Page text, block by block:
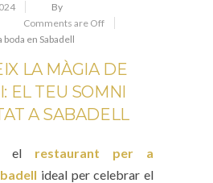
By
Comments are Off
en Sabadell
LA MÀGIA DE
EL TEU SOMNI
A SABADELL
el restaurant per a
ideal per celebrar el